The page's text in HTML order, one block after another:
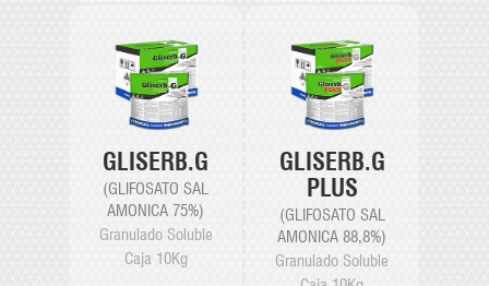
GLISERB.G
(GLIFOSATO SAL
AMONICA 75%)
Granulado Soluble
Caja 10Kg
GLISERB.G
PLUS
(GLIFOSATO SAL
AMONICA 88,8%)
Granulado Soluble
Caja 10Kg